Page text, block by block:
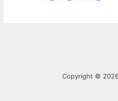
Copyright © 2026